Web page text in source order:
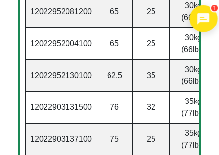
12022952081200 65 25
30kg
(66lbs)
12022952004100 65 25
30kg
(66lbs)
12022952130100 62.5 35
30kg
(66lbs)
12022903131500 76 32
35kg
(77lbs)
12022903137100 75 25
35kg
(77lbs)
1